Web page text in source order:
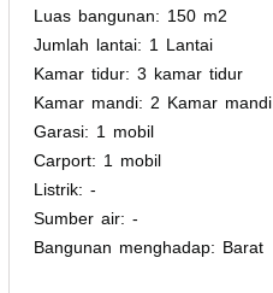
Luas bangunan: 150 m2
Jumlah lantai: 1 Lantai
Kamar tidur: 3 kamar tidur
Kamar mandi: 2 Kamar mandi
Garasi: 1 mobil
Carport: 1 mobil
Listrik: -
Sumber air: -
Bangunan menghadap: Barat